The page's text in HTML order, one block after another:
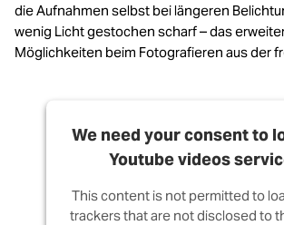
die Aufnahmen selbst bei längeren
wenig Licht gestochen scharf – das
Möglichkeiten beim Fotografieren aus der
We need your consent to
Youtube videos
This content is not permitted to
trackers that are not disclosed to